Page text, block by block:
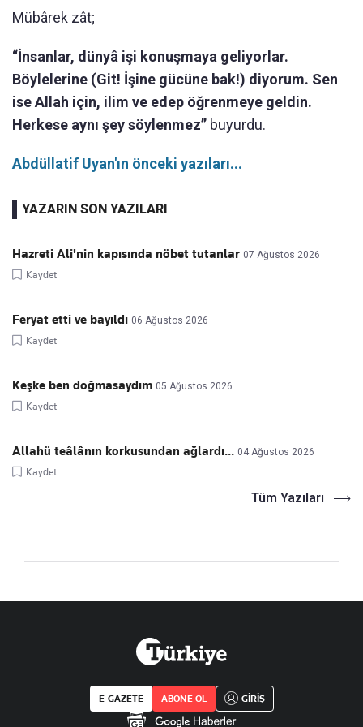
Mübârek zât;
“İnsanlar, dünyâ işi konuşmaya geliyorlar.
Böylelerine (Git! İşine gücüne bak!) diyorum. Sen
ise Allah için, ilim ve edep öğrenmeye geldin.
Herkese aynı şey söylenmez” buyurdu.
Abdüllatif Uyan'ın önceki yazıları...
YAZARIN SON YAZILARI
Hazreti Ali'nin kapısında nöbet tutanlar 07 Ağustos 2026
Kaydet
Feryat etti ve bayıldı 06 Ağustos 2026
Kaydet
Keşke ben doğmasaydım 05 Ağustos 2026
Kaydet
Allahü teâlânın korkusundan ağlardı... 04 Ağustos 2026
Kaydet
Tüm Yazıları
E-GAZETE ABONE OL GİRİŞ